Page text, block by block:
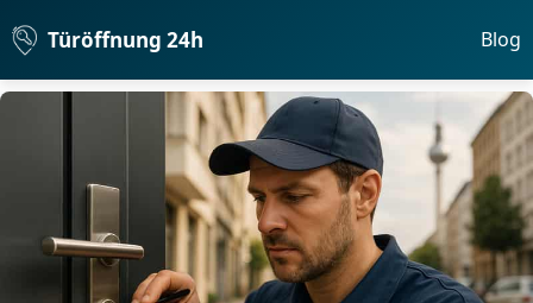
Türöffnung 24h Blog